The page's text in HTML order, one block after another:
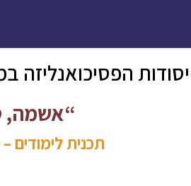
יסודות הפסיכואנליזה במבט
“אשמה,
תכנית לימודים –